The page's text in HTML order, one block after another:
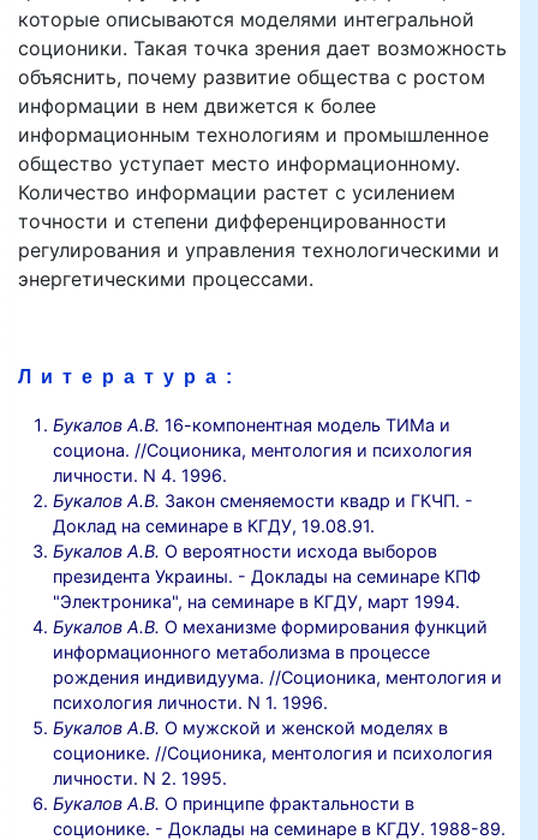
которые описываются моделями интегральной
соционики. Такая точка зрения дает возможность
объяснить, почему развитие общества с ростом
информации в нем движется к более
информационным технологиям и промышленное
общество уступает место информационному.
Количество информации растет с усилением
точности и степени дифференцированности
регулирования и управления технологическими и
энергетическими процессами.
Литература:
Букалов А.В. 16-компонентная модель ТИМа и
социона. //Соционика, ментология и психология
личности. N 4. 1996.
Букалов А.В. Закон сменяемости квадр и ГКЧП. -
Доклад на семинаре в КГДУ, 19.08.91.
Букалов А.В. О вероятности исхода выборов
президента Украины. - Доклады на семинаре КПФ
"Электроника", на семинаре в КГДУ, март 1994.
Букалов А.В. О механизме формирования функций
информационного метаболизма в процессе
рождения индивидуума. //Соционика, ментология и
психология личности. N 1. 1996.
Букалов А.В. О мужской и женской моделях в
соционике. //Соционика, ментология и психология
личности. N 2. 1995.
Букалов А.В. О принципе фрактальности в
соционике. - Доклады на семинаре в КГДУ. 1988-89.